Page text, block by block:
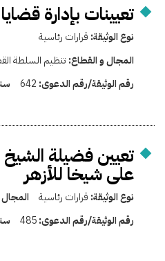
تعيينات بإدارة
نوع الوثيقة: قرارات رئاسية
المجال و القطاع: تنظيم السلطة
رقم الوثيقة/رقم الدعوى: 642
تعيين فضيلة
على شيخا للأزهر
نوع الوثيقة: قرارات رئاسية
رقم الوثيقة/رقم الدعوى:485